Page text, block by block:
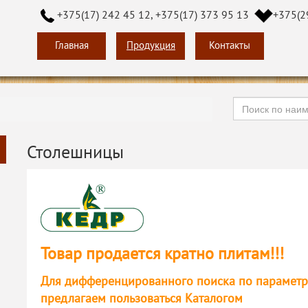
+375(17) 242 45 12, +375(17) 373 95 13
Главная Продукция Контакты
Столешницы
Товар продается кратно плитам!!!
Для дифференцированного поиска по
предлагаем пользоваться Каталогом